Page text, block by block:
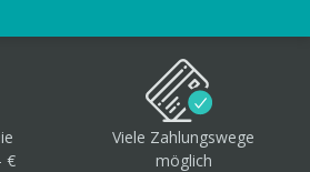
€
Viele Zahlungswege
möglich